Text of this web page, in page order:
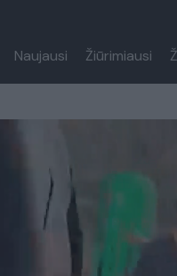
Naujausi Žiūrimiausi